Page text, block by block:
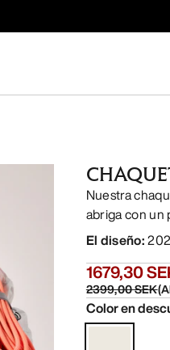
Nuestra
abriga con un
El diseño:
1679,30
2399,00 SEK(
Color en